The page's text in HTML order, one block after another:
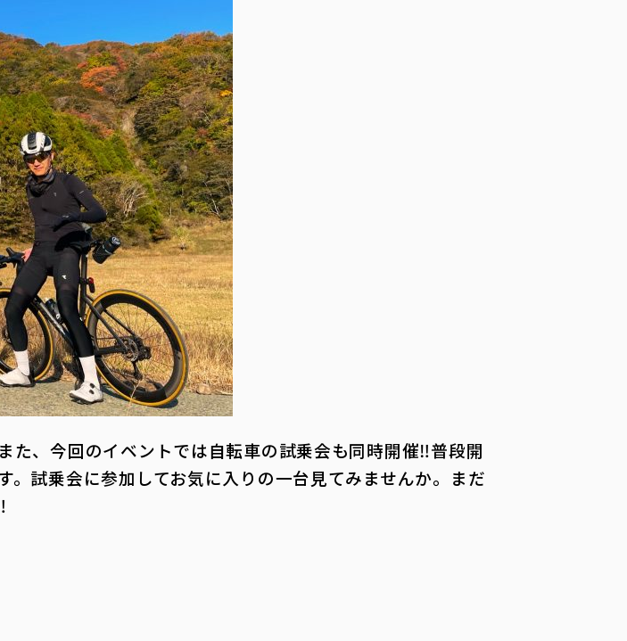
た、今回のイベントでは自転車の試乗会も同時開催‼普段開
試乗会に参加してお気に入りの一台見てみませんか。まだ